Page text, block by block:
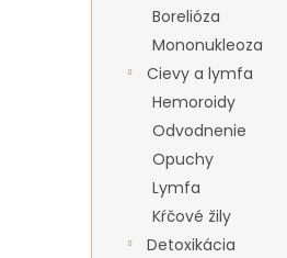
Borelióza
Mononukleoza
Cievy a lymfa
Hemoroidy
Odvodnenie
Opuchy
Lymfa
Kŕčové žily
Detoxikácia